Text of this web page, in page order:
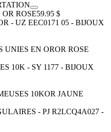
ROSE59.95 $
UNIES EN OROR ROSE
10KOR JAUNE